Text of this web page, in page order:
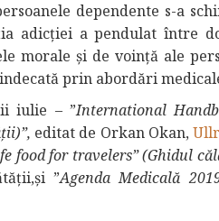
dependente s-a
adicției a pendulat între
morale și de voință ale
prin abordări
iulie – ”International
editat de Orkan Okan,
food for travelers” (Ghidul
”Agenda Medicală